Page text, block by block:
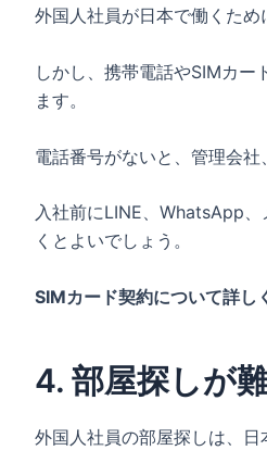
外国人社員が日本で働くため
しかし、携帯電話やSIMカー
ます。
電話番号がないと、管理会社
入社前にLINE、WhatsApp
くとよいでしょう。
SIMカード契約について詳し
4. 部屋探しが
外国人社員の部屋探しは、日